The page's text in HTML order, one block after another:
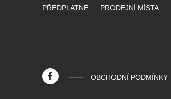
PŘEDPLATNÉ PRODEJNÍ MÍSTA
OBCHODNÍ PODMÍNKY